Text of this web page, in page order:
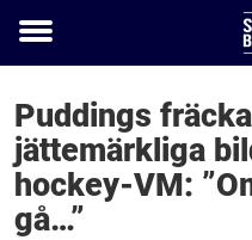
Toggle
Puddings
jättemärkliga
hockey-VM:
gå…”